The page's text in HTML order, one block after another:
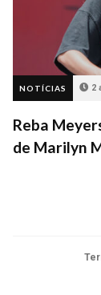
NOTÍCIAS 2
Reba
de Marilyn